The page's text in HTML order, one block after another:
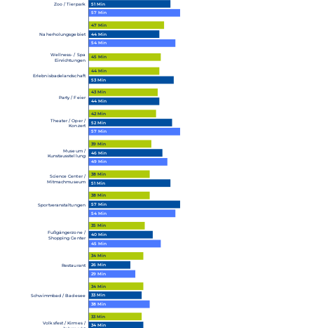
Zoo / Tierpark
51 Min
57 Min
Naherholungsgebiet
47 Min
44 Min
54 Min
Wellness- / Spa
Einrichtungen
45 Min
Erlebnisbadelandschaft
44 Min
53 Min
Party / Feier
43 Min
44 Min
Theater / Oper /
Konzert
42 Min
52 Min
57 Min
Museum /
Kunstausstellung
39 Min
46 Min
49 Min
Science Center /
Mitmachmuseum
38 Min
51 Min
Sportveranstaltungen
38 Min
57 Min
54 Min
Fußgängerzone /
Shopping Center
35 Min
40 Min
45 Min
Restaurant
34 Min
26 Min
29 Min
Schwimmbad / Badesee
34 Min
33 Min
38 Min
Volksfest / Kirmes /
33 Min
34 Min